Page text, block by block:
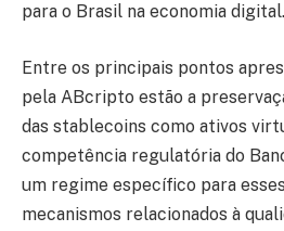
para o Brasil na economia digital.
Entre os principais pontos
pela ABcripto estão a
das stablecoins como ativos
competência regulatória do
um regime específico para
mecanismos relacionados à